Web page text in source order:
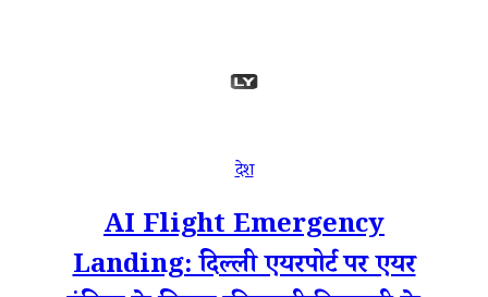
देश
AI Flight Emergency
Landing: दिल्ली एयरपोर्ट पर एयर